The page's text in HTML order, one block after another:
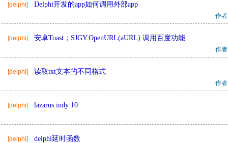
[delphi] Delphi开发的app如何调用外部app
作
[delphi] 安卓Toast；SJGY.OpenURL(aURL) 调用百度功能
作
[delphi] 读取txt文本的不同格式
作
[delphi] lazarus indy 10
[delphi] delphi延时函数